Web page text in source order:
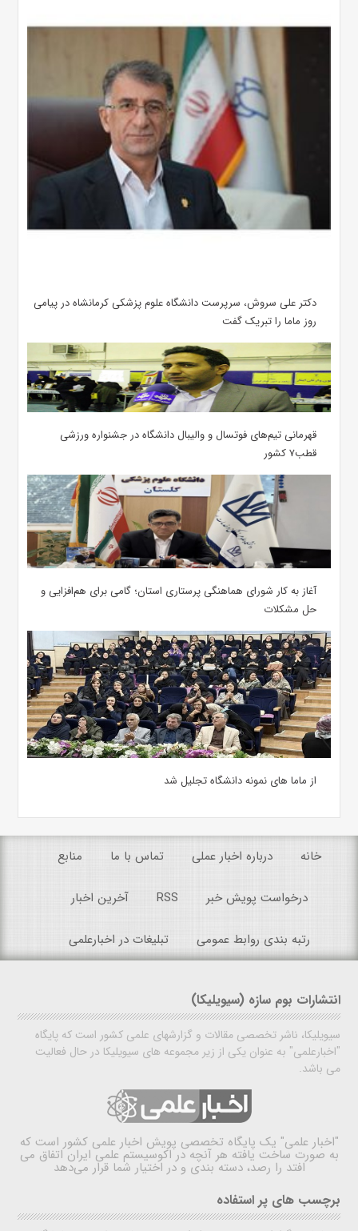
دکتر علی سروش، سرپرست دانشگاه علوم پزشکی کرمانشاه در پیامی
روز ماما را تبریک گفت
قهرمانی تیم‌های فوتسال و والیبال دانشگاه در جشنواره ورزشی
قطب۷ کشور
آغاز به کار شورای هماهنگی پرستاری استان؛ گامی برای هم‌افزایی و
حل مشکلات
از ماما های نمونه دانشگاه تجلیل شد
خانه درباره اخبار عملی تماس با ما منابع
درخواست پویش خبر RSS آخرین اخبار
رتبه بندی روابط عمومی تبلیغات در اخبارعلمی
انتشارات بوم سازه (سیویلیکا)
سیویلیکا، ناشر تخصصی مقالات و گزارشهای علمی کشور است که پایگاه
"اخبارعلمی" به عنوان یکی از زیر مجموعه های سیویلیکا در حال فعالیت
می باشد.
"اخبار علمی" یک پایگاه تخصصی پویش اخبار علمی کشور است که
به صورت ساخت یافته هر آنچه در اکوسیستم علمی ایران اتفاق می
افتد را رصد، دسته بندی و در اختیار شما قرار می‌دهد
برچسب های پر استفاده